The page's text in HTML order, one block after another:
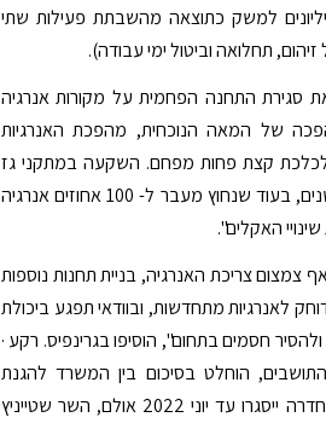
למשק כתוצאה מהשבתת פעילות שתי
תחלואה וביטול ימי עבודה).
סגירת התחנה הפחמית על מקורות אנרגיה
של המאה הנוכחית, מהפכת האנרגיות
קצת פחות מפחם. השקעה במתקני גז
ענקיים תקבע את השימוש בו לעוד עשרות שנים, בעוד שנחוץ מעבר ל- 100 אחוזים אנרגיה
האקלים".
צריכת האנרגיה, בניית תחנות נוספות
לאנרגיות מתחדשות, ובוודאי תפגע ביכולת
חסמים בתחום", הוסיפו בגרינפיס. רקע ·
הוחלט בסיכום בין המשרד להגנת
הסביבה למשרד האנרגיה שיחידות 1-4 של חדרה ייסגרו עד יוני 2022 אולם, השר שטייניץ